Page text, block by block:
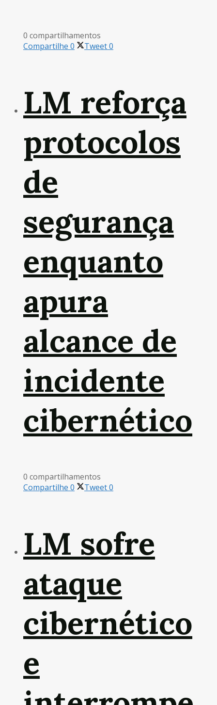
0 compartilhamentos
Compartilhe 0 Tweet0
LM reforça
protocolos
de
segurança
enquanto
apura
alcance de
incidente
cibernético
0 compartilhamentos
Compartilhe 0 Tweet0
LM sofre
ataque
cibernético
e